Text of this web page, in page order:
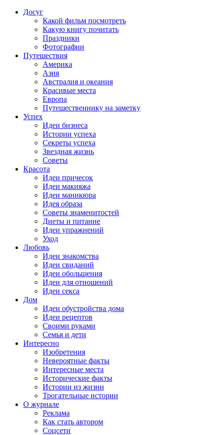
Досуг
Какой фильм посмотреть
Какую книгу почитать
Праздники
Фотографии
Путешествия
Америка
Азия
Австралия и океания
Красивые места
Европа
Путешественнику на заметку
Успех
Идеи бизнеса
Истории успеха
Секреты успеха
Звездная жизнь
Советы
Красота
Идеи причесок
Идеи макияжа
Идеи маникюра
Идея образа
Советы знаменитостей
Диеты и питание
Идеи упражнений
Уход
Любовь
Идеи знакомства
Идеи свиданий
Идеи обольщения
Идеи для отношений
Идеи секса
Дом
Идеи обустройства дома
Идеи рецептов
Своими руками
Семья и дети
Интересно
Изобретения
Невероятные факты
Интересные места
Исторические факты
Истории из жизни
Трогательные истории
О журнале
Реклама
Как стать автором
Соцсети